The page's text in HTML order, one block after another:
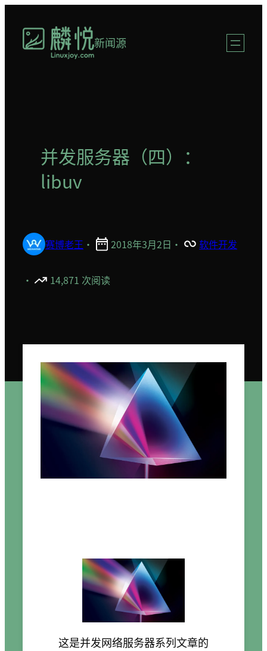
新闻源
并发服务器（四）：
libuv
赛博老王 · 2018年3月2日 · 软件开发
· 14,871 次阅读
这是并发网络服务器系列文章的